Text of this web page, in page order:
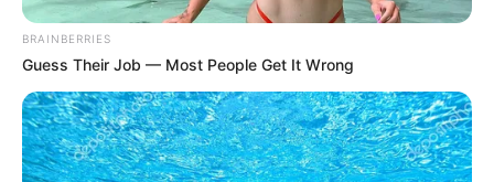
BRAINBERRIES
Guess Their Job — Most People Get It Wrong